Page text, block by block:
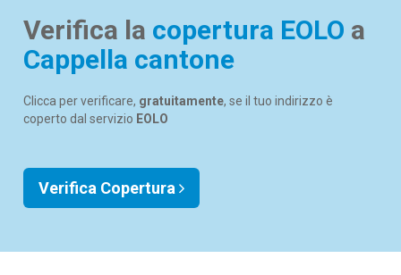
Verifica la copertura EOLO a
Cappella cantone
Clicca per verificare, gratuitamente, se il tuo indirizzo è
coperto dal servizio EOLO
Verifica Copertura